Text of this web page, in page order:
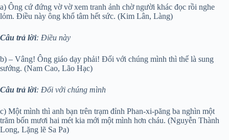
a) Ông cứ đứng vờ vờ xem tranh ảnh chờ người khác đọc rồi nghe
lỏm. Điều này ông khổ tâm hết sức. (Kim Lân, Làng)
Câu trả lời: Điều này
b) – Vâng! Ông giáo dạy phải! Đối với chúng mình thì thế là sung
sướng. (Nam Cao, Lão Hạc)
Câu trả lời: Đối với chúng mình
c) Một mình thì anh bạn trên trạm đỉnh Phan-xi-păng ba nghìn một
trăm bốn mươi hai mét kia mới một mình hơn cháu. (Nguyễn Thành
Long, Lặng lẽ Sa Pa)